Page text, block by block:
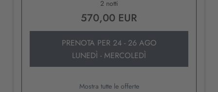
2 notti
570,00 EUR
PRENOTA PER 24 - 26 AGO
LUNEDÌ - MERCOLEDÌ
Mostra tutte le offerte